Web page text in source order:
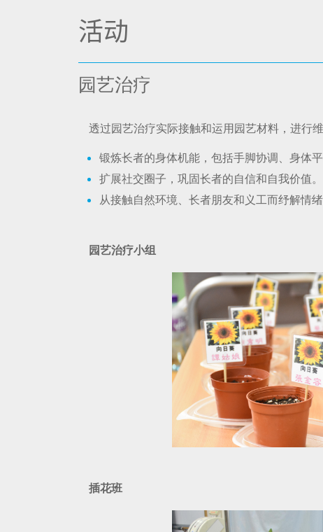
活动
园艺治疗
透过园艺治疗实际接触和运用园艺材料，进行
锻炼长者的身体机能，包括手脚协调、身体平
扩展社交圈子，巩固长者的自信和自我价值。
从接触自然环境、长者朋友和义工而纾解情绪
园艺治疗小组
插花班